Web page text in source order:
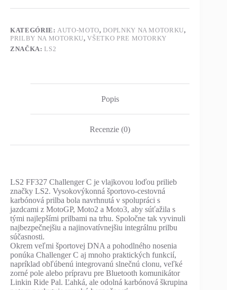
KATEGÓRIE: AUTO-MOTO,DOPLNKY NA MOTORKU,
PRILBY NA MOTORKU,VŠETKO PRE MOTORKY
ZNAČKA:LS2
Popis
Recenzie (0)
LS2 FF327 Challenger C je vlajkovou loďou prilieb
značky LS2. Vysokovýkonná športovo-cestovná
karbónová prilba bola navrhnutá v spolupráci s
jazdcami z MotoGP, Moto2 a Moto3, aby súťažila s
tými najlepšími prilbami na trhu. Spoločne tak vyvinuli
najbezpečnejšiu a najinovatívnejšiu integrálnu prilbu
súčasnosti.
Okrem veľmi športovej DNA a pohodlného nosenia
ponúka Challenger C aj mnoho praktických funkcií,
napríklad obľúbenú integrovanú slnečnú clonu, veľké
zorné pole alebo prípravu pre Bluetooth komunikátor
Linkin Ride Pal. Ľahká, ale odolná karbónová škrupina